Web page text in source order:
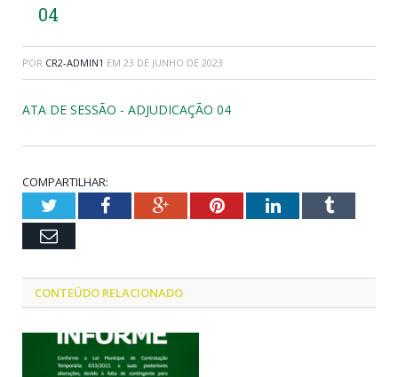
04
POR CR2-ADMIN1 EM 23 DE JUNHO DE 2023
ATA DE SESSÃO - ADJUDICAÇÃO 04
COMPARTILHAR:
TwitterFacebookGoogle+PinterestLinkedInTumblr
Email
CONTEÚDO RELACIONADO